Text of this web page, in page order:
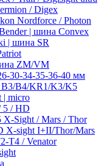
/ Digex
Nordforce / Photon
| шина Convex
| шина SR
ZM/VM
30-34-35-36-40 мм
B4/KR1/K3/K5
| micro
5 / HD
X-Sight / Mars / Thor
X-sight I+II/Thor/Mars
T4 / Venator